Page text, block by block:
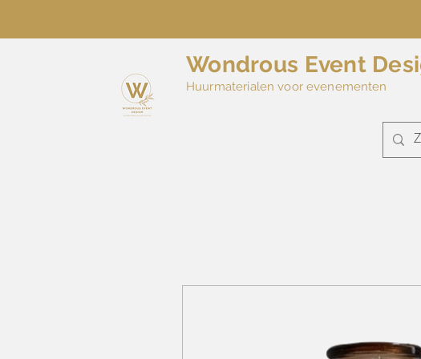
Wondrous Event
Huurmaterialen voor evenementen